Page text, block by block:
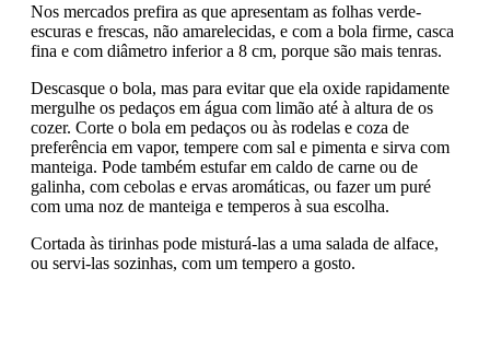
Nos mercados prefira as que apresentam as folhas verde-
escuras e frescas, não amarelecidas, e com a bola firme, casca
fina e com diâmetro inferior a 8 cm, porque são mais tenras.
Descasque o bola, mas para evitar que ela oxide rapidamente
mergulhe os pedaços em água com limão até à altura de os
cozer. Corte o bola em pedaços ou às rodelas e coza de
preferência em vapor, tempere com sal e pimenta e sirva com
manteiga. Pode também estufar em caldo de carne ou de
galinha, com cebolas e ervas aromáticas, ou fazer um puré
com uma noz de manteiga e temperos à sua escolha.
Cortada às tirinhas pode misturá-las a uma salada de alface,
ou servi-las sozinhas, com um tempero a gosto.